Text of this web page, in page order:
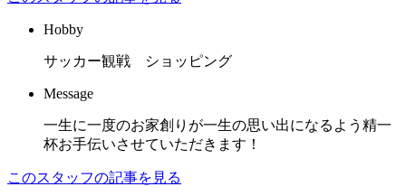
Hobby
サッカー観戦 ショッピング
Message
一生に一度のお家創りが一生の思い出になるよう精一
杯お手伝いさせていただきます！
このスタッフの記事を見る